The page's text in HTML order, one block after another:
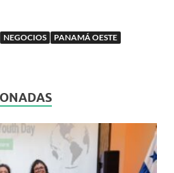
NEGOCIOS
PANAMÁ OESTE